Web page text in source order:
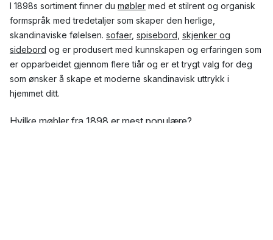
I 1898s sortiment finner du møbler med et stilrent og organisk
formspråk med tredetaljer som skaper den herlige,
skandinaviske følelsen. sofaer, spisebord skjenker og
sidebord og er produsert med kunnskapen og erfaringen som
er opparbeidet gjennom flere tiår og er et trygt valg for deg
som ønsker å skape et moderne skandinavisk uttrykk i
hjemmet ditt.
Hvilke møbler fra 1898 er mest populære?